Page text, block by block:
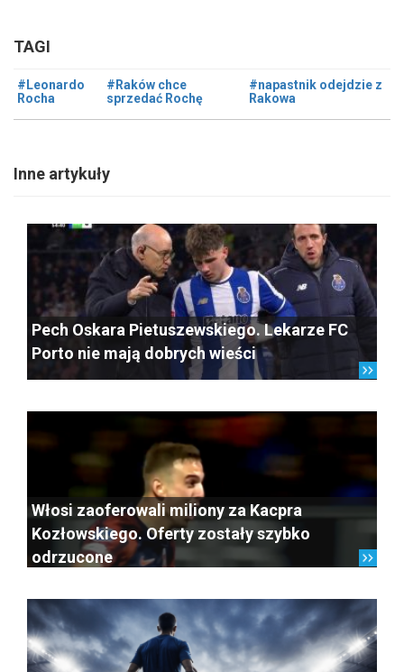
TAGI
#Leonardo
Rocha
#Raków chce
sprzedać Rochę
#napastnik odejdzie z
Rakowa
Inne artykuły
Pech Oskara Pietuszewskiego. Lekarze FC
Porto nie mają dobrych wieści
Włosi zaoferowali miliony za Kacpra
Kozłowskiego. Oferty zostały szybko
odrzucone